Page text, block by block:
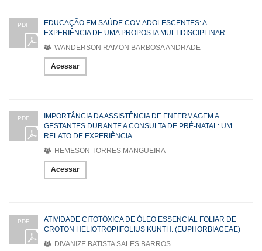
PDF
EDUCAÇÃO EM SAÚDE COM ADOLESCENTES: A
EXPERIÊNCIA DE UMA PROPOSTA MULTIDISCIPLINAR
WANDERSON RAMON BARBOSA ANDRADE
Acessar
PDF
IMPORTÂNCIA DA ASSISTÊNCIA DE ENFERMAGEM A
GESTANTES DURANTE A CONSULTA DE PRÉ-NATAL: UM
RELATO DE EXPERIÊNCIA
HEMESON TORRES MANGUEIRA
Acessar
PDF
ATIVIDADE CITOTÓXICA DE ÓLEO ESSENCIAL FOLIAR DE
CROTON HELIOTROPIIFOLIUS KUNTH. (EUPHORBIACEAE)
DIVANIZE BATISTA SALES BARROS